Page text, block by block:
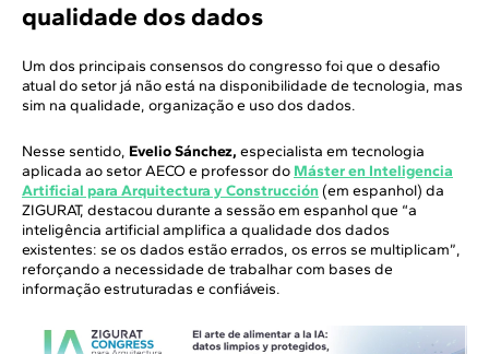
qualidade dos dados
Um dos principais consensos do congresso foi que o desafio
atual do setor já não está na disponibilidade de tecnologia, mas
sim na qualidade, organização e uso dos dados.
Nesse sentido, Evelio Sánchez, especialista em tecnologia
aplicada ao setor AECO e professor do Máster en Inteligencia
Artificial para Arquitectura y Construcción(em espanhol) da
ZIGURAT, destacou durante a sessão em espanhol que “a
inteligência artificial amplifica a qualidade dos dados
existentes: se os dados estão errados, os erros se multiplicam”,
reforçando a necessidade de trabalhar com bases de
informação estruturadas e confiáveis.